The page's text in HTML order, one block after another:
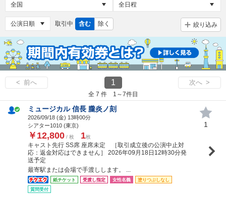
取引中 含む 除く 絞り込み
< 前へ 1 次へ >
全 7 件 1～7件目
ミュージカル 信長 朧炎ノ刻
2026/09/18 (金) 13時00分
シアター1010 (東京)
￥12,800 / 枚 1枚
キャスト先行 SS席 座席未定 ［取引成立後の公演中止対
応：返金対応はできません］ 2026年09月18日12時30分発
送予定
最寄駅または会場で手渡しします。 ...
紙チケット 受渡し指定 女性名義
塗りつぶしなし
質問受付
1